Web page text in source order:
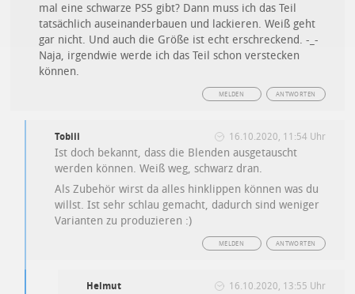
mal eine schwarze PS5 gibt? Dann muss ich das Teil
tatsächlich auseinanderbauen und lackieren. Weiß geht
gar nicht. Und auch die Größe ist echt erschreckend. -_-
Naja, irgendwie werde ich das Teil schon verstecken
können.
ANTWORTEN
MELDEN
Tobiii 16.10.2020, 11:54 Uhr
Ist doch bekannt, dass die Blenden ausgetauscht
werden können. Weiß weg, schwarz dran.
Als Zubehör wirst da alles hinklippen können was du
willst. Ist sehr schlau gemacht, dadurch sind weniger
Varianten zu produzieren :)
ANTWORTEN
MELDEN
Helmut 16.10.2020, 13:55 Uhr